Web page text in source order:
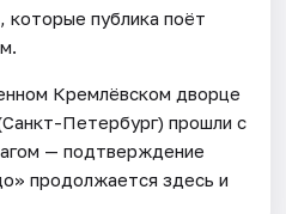
которые публика поёт
Кремлёвском дворце
Петербург) прошли с
— подтверждение
продолжается здесь и